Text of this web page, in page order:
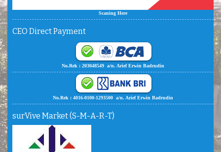
Scaning Here
CEO Direct Payment
No.Rek : 203048549 a/n. Arief Erwin Badrudin
No.Rek : 4016-0100-1293500 a/n. Arief Erwin Badrudin
surVive Market (S-M-A-R-T)